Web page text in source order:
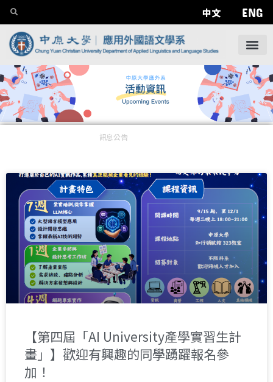
中文 ENG
訊息公告
【第四屆「AI University產學實習生計
畫」】歡迎有興趣的同學踴躍報名參
加！